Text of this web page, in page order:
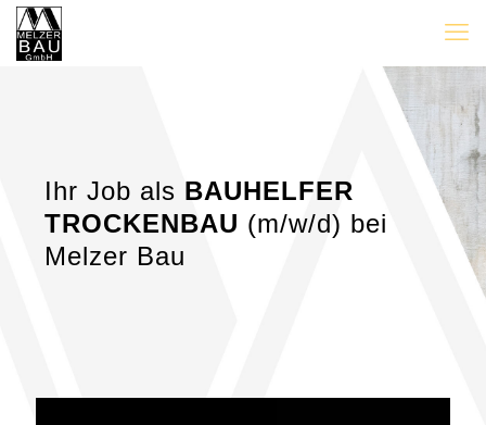
Ihr Job als BAUHELFER
TROCKENBAU (m/w/d) bei
Melzer Bau